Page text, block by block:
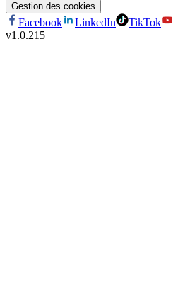
Gestion des cookies
Facebook LinkedIn TikTok
v1.0.215